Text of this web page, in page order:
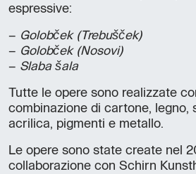
espressive:
– Golobček (Trebušček)
– Golobček (Nosovi)
– Slaba šala
Tutte le opere sono realizzate
combinazione di cartone, legno,
acrilica, pigmenti e metallo.
Le opere sono state create nel
collaborazione con Schirn